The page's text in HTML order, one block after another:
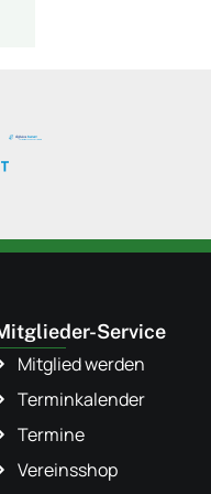
Service
Mitglied werden
Terminkalender
Termine
Vereinsshop